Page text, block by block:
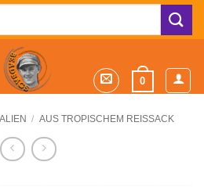
0
/ AUS TROPISCHEM REISSACK